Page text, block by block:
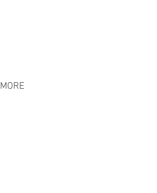
MORE